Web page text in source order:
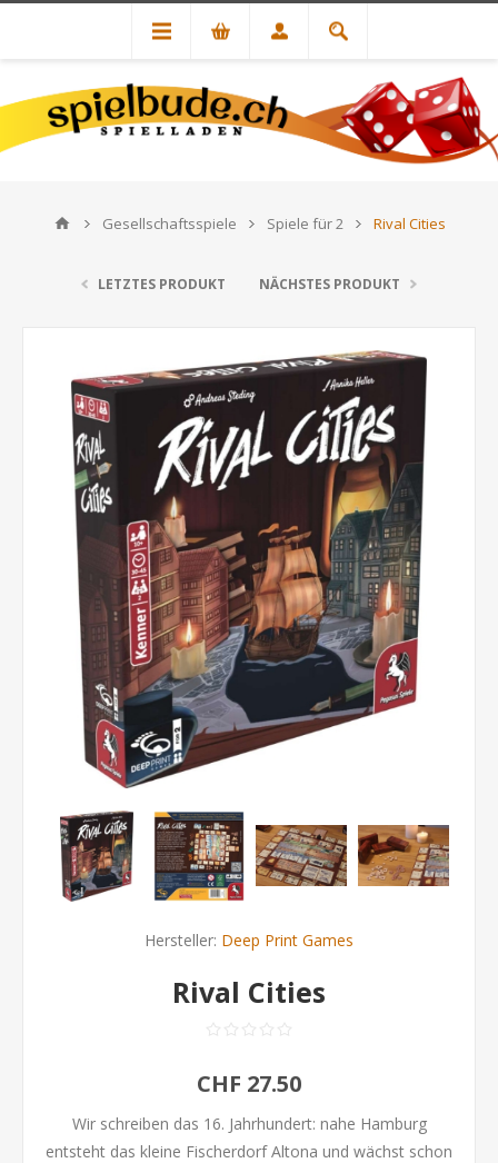
Gesellschaftsspiele Spiele für 2 Rival Cities
LETZTES PRODUKT NÄCHSTES PRODUKT
Hersteller: Deep Print Games
Rival Cities
CHF 27.50
Wir schreiben das 16. Jahrhundert: nahe Hamburg
entsteht das kleine Fischerdorf Altona und wächst schon